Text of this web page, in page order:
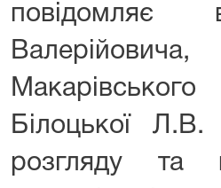
повідомляє
Білоцької
розгляду та